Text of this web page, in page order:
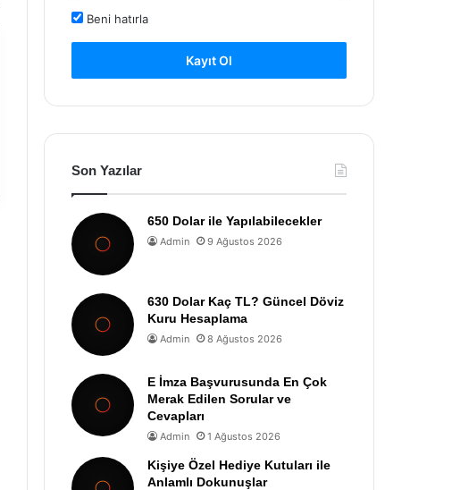
Beni hatırla
Kayıt Ol
Son Yazılar
650 Dolar ile Yapılabilecekler
Admin 9 Ağustos 2026
630 Dolar Kaç TL? Güncel Döviz
Kuru Hesaplama
Admin 8 Ağustos 2026
E İmza Başvurusunda En Çok
Merak Edilen Sorular ve
Cevapları
Admin 1 Ağustos 2026
Kişiye Özel Hediye Kutuları ile
Anlamlı Dokunuşlar